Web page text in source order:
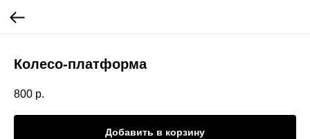
Колесо-платформа
800 р.
Добавить в корзину